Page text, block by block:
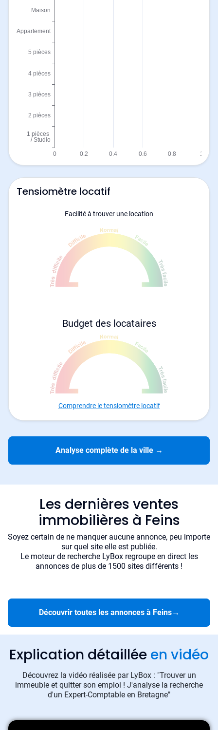
Tensiomètre locatif
Facilité à trouver une location
Budget des locataires
Comprendre le tensiomètre locatif
Analyse complète de la ville →
Les dernières ventes
immobilières à Feins
Soyez certain de ne manquer aucune annonce, peu importe
sur quel site elle est publiée.
Le moteur de recherche LyBox regroupe en direct les
annonces de plus de 1500 sites différents !
Découvrir toutes les annonces à Feins→
Explication détaillée en vidéo
Découvrez la vidéo réalisée par LyBox : "Trouver un
immeuble et quitter son emploi ! J'analyse la recherche
d'un Expert-Comptable en Bretagne"